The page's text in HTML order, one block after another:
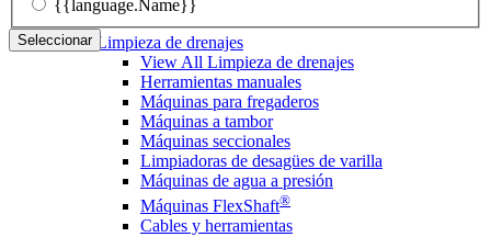
{{language.Name}}
Seleccionar Limpieza de drenajes
View All Limpieza de drenajes
Herramientas manuales
Máquinas para fregaderos
Máquinas a tambor
Máquinas seccionales
Limpiadoras de desagües de varilla
Máquinas de agua a presión
Máquinas FlexShaft®
Cables y herramientas